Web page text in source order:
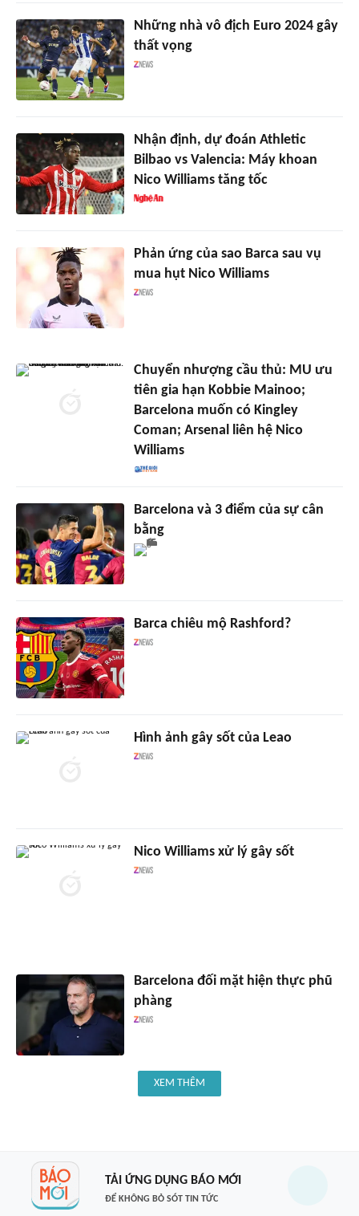
Những nhà vô địch Euro 2024 gây
thất vọng
Nhận định, dự đoán Athletic
Bilbao vs Valencia: Máy khoan
Nico Williams tăng tốc
Phản ứng của sao Barca sau vụ
mua hụt Nico Williams
Chuyển nhượng cầu thủ: MU ưu
tiên gia hạn Kobbie Mainoo;
Barcelona muốn có Kingley
Coman; Arsenal liên hệ Nico
Williams
Barcelona và 3 điểm của sự cân
bằng
Barca chiêu mộ Rashford?
Hình ảnh gây sốt của Leao
Nico Williams xử lý gây sốt
Barcelona đối mặt hiện thực phũ
phàng
XEM THÊM
TẢI ỨNG DỤNG BÁO MỚI
ĐỂ KHÔNG BỎ SÓT TIN TỨC